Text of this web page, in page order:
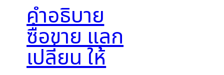
คำอธิบาย
ซื้อขาย แลก
เปลี่ยน ให้